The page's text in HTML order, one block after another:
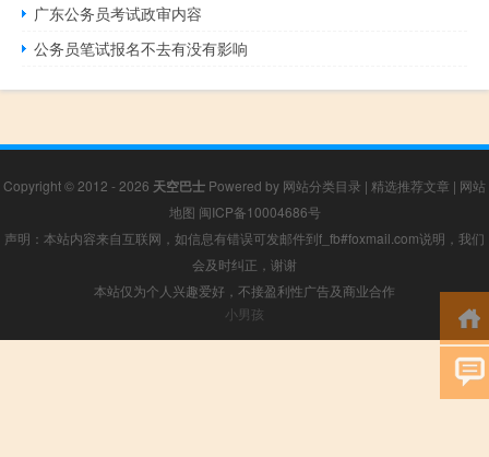
广东公务员考试政审内容
公务员笔试报名不去有没有影响
Copyright © 2012 - 2026 天空巴士 Powered by 网站分类目录 | 精选推荐文章 | 网站
地图 闽ICP备10004686号
声明：本站内容来自互联网，如信息有错误可发邮件到f_fb#foxmail.com说明，我们
会及时纠正，谢谢
本站仅为个人兴趣爱好，不接盈利性广告及商业合作
小男孩